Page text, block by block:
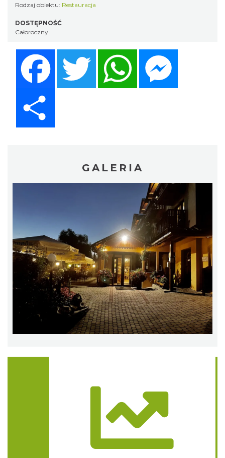
Rodzaj obiektu: Restauracja
DOSTĘPNOŚĆ
Całoroczny
Twitter
GALERIA